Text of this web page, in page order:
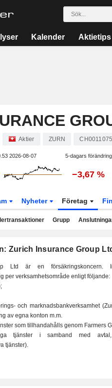
Kalender Aktietips
Aktier ZURN
2026-08-07 5-dagars förändring
−3,67 %
Nyheter Företag
Grupp
Zurich Insurance Group
Ltd är en försäkringskoncern.
per verksamhetsområde enligt följande:
och marknadsbankverksamhet
av egna konton m.m.
som tillhandahålls genom Farmers
tjänster i samband med avtal,
tjänster).